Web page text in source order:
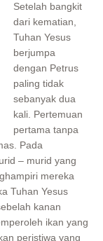
Setelah bangkit
dari kematian,
Tuhan Yesus
berjumpa
dengan Petrus
paling tidak
sebanyak dua
kali. Pertemuan
pertama tanpa
Pada
– murid yang
mereka
Tuhan Yesus
kanan
ikan yang
peristiwa yang